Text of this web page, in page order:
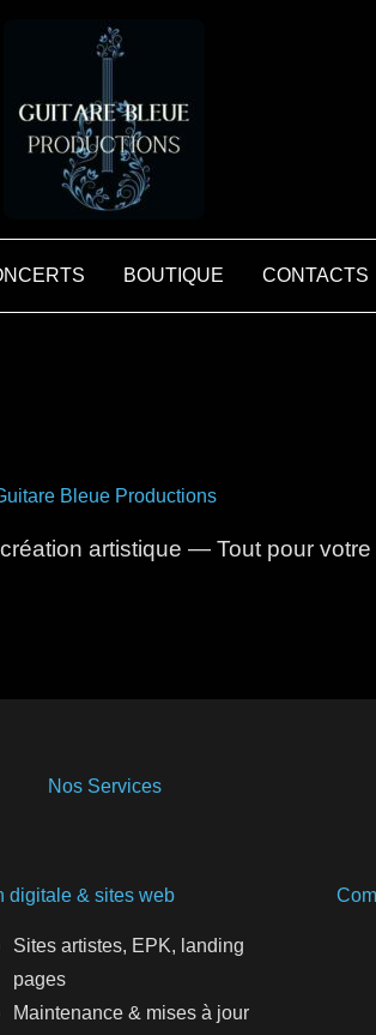
BOUTIQUE CONTACTS
Bleue Productions
artistique — Tout pour votre
Nos Services
digitale & sites web
Sites artistes, EPK, landing
pages
Maintenance & mises à jour